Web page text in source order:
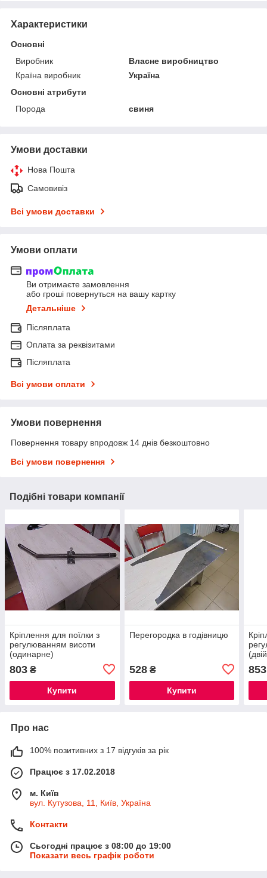
Характеристики
Основні
Виробник
Власне виробництво
Країна виробник
Україна
Основні атрибути
Порода
свиня
Умови доставки
Нова Пошта
Самовивіз
Всі умови доставки
Умови оплати
Ви отримаєте замовлення
або гроші повернуться на вашу картку
Детальніше
Післяплата
Оплата за реквізитами
Післяплата
Всі умови оплати
Умови повернення
Повернення товару впродовж 14 днів безкоштовно
Всі умови повернення
Подібні товари компанії
Кріплення для поїлки з
регулюванням висоти
(одинарне)
803 ₴
Купити
Перегородка в годівницю
528₴
Купити
853
Про нас
100% позитивних з 17 відгуків за рік
Працює з 17.02.2018
м. Київ
вул. Кутузова, 11, Київ, Україна
Контакти
Сьогодні працює з 08:00 до 19:00
Показати весь графік роботи